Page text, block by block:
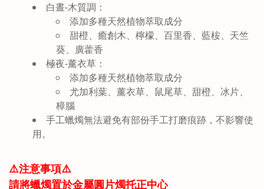
白晝-木質調：
添加多種天然植物萃取成分
甜橙、癒創木、檸檬、百里香、藍桉、天竺
葵、廣藿香
極夜-薰衣草：
添加多種天然植物萃取成分
尤加利葉、 薰衣草、 鼠尾草、 甜橙、 冰片、
樟腦
手工蠟燭無法避免有部份手工打磨痕跡，不影響使
用。
⚠️注意事項⚠️
請將蠟燭置於金屬圓片燭托正中心